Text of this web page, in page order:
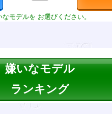
なモデルを お選びください。
嫌いなモデル
ランキング